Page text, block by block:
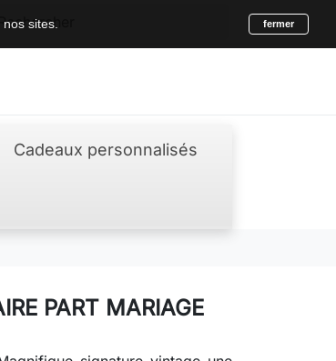
Cadeaux personnalisés
PART MARIAGE
sites. fermer